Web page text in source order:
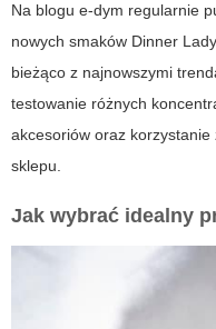
Na blogu e-dym regularnie
nowych smaków Dinner
bieżąco z najnowszymi
testowanie różnych
akcesoriów oraz korzystanie
sklepu.
Jak wybrać idealny